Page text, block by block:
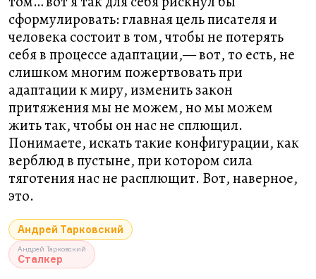
сформулировать: главная цель писателя и
человека состоит в том, чтобы не потерять
себя в процессе адаптации,— вот, то есть, не
слишком многим пожертвовать при
адаптации к миру, изменить закон
притяжения мы не можем, но мы можем
жить так, чтобы он нас не сплющил.
Понимаете, искать такие конфигурации, как
верблюд в пустыне, при котором сила
тяготения нас не расплющит. Вот, наверное,
это.
Андрей Тарковский
Андрей Тарковский
Сталкер